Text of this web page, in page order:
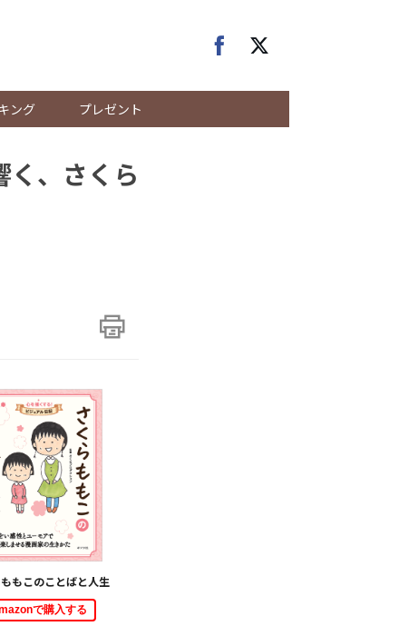
ング プレゼント
く、さくら
もこのことばと人生
で購入する